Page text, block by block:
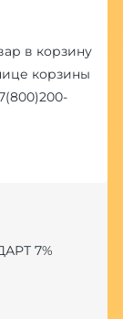
в корзину
корзины
7%